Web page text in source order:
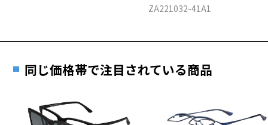
10.2g
※着脱式サングラス：デモレンズ、アタッチメント込みの重さ
安心3 かかり具合調整無料
す。
お近くのZoff実店舗にて度数を測定いただけます（無料）。
その際は記入用紙をダウンロードしてお使いください。
ZA221032-41A1
同じ価格帯で注目されている商品